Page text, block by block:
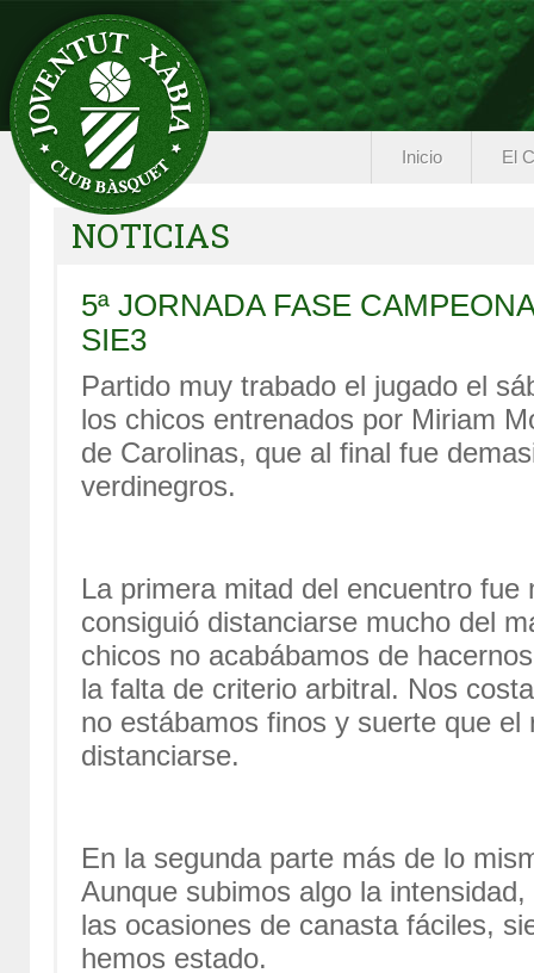
Inicio El
NOTICIAS
5ª JORNADA FASE
SIE3
Partido muy trabado el jugado el
los chicos entrenados por Miriam
de Carolinas, que al final fue
verdinegros.
La primera mitad del encuentro fue
consiguió distanciarse mucho del
chicos no acabábamos de
la falta de criterio arbitral. Nos
no estábamos finos y suerte que el
distanciarse.
En la segunda parte más de lo
Aunque subimos algo la
las ocasiones de canasta fáciles,
hemos estado.